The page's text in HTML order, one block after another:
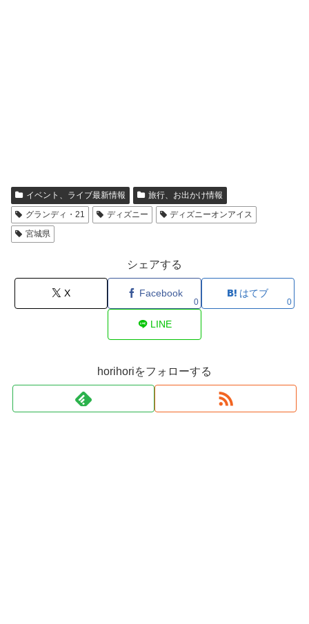
イベント、ライブ最新情報
旅行、お出かけ情報
グランディ・21
ディズニー
ディズニーオンアイス
宮城県
シェアする
X Facebook
0
はてブ
0
LINE
horihoriをフォローする